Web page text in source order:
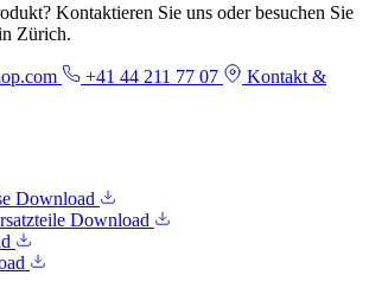
Kontaktieren Sie uns oder besuchen Sie
Zürich.
+41 44 211 77 07
Kontakt &
Download
Download